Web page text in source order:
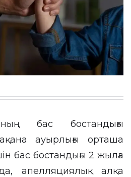
бас бостандығы
ауырлығы орташа
бас бостандығы 2 жылға
апелляциялық алқа